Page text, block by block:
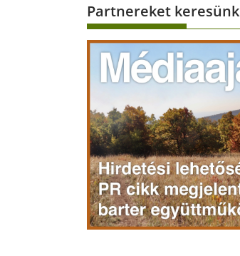
Partnereket keresünk